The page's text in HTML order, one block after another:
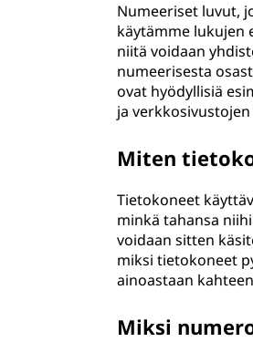
Numeeriset luvut,
käytämme lukujen
niitä voidaan
numeerisesta
ovat hyödyllisiä
ja
Miten
Tietokoneet
minkä tahansa
voidaan sitten
miksi tietokoneet
ainoastaan
Miksi